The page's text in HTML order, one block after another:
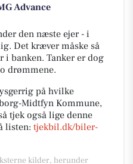
Advance
den næste ejer - i
Det kræver måske så
banken. Tanker er dog
drømmene.
på hvilke
Midtfyn Kommune,
tjek også lige denne
listen: tjekbil.dk/biler-
kilder, herunder